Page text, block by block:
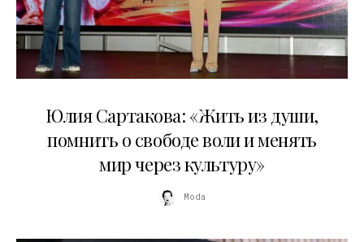
Юлия Сартакова: «Жить из души,
помнить о свободе воли и менять
мир через культуру»
Moda